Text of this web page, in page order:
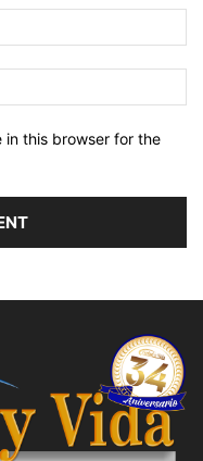
in this browser for the